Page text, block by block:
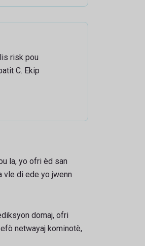
risk pou
C. Ekip
la, yo ofri èd san
vle di ede yo jwenn
domaj, ofri
netwayaj kominotè,